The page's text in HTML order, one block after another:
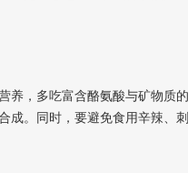
，多吃富含酪氨酸与矿物质
成。同时，要避免食用辛辣、